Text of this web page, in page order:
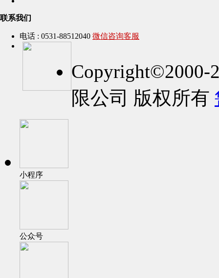
联系我们
电话 : 0531-88512040 微信咨询客服
Copyright©2000-
限公司 版权所有
小程序
公众号